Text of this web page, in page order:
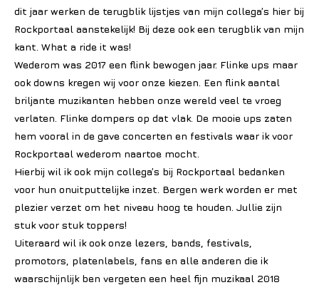
dit jaar werken de terugblik lijstjes van mijn collega’s hier bij
Rockportaal aanstekelijk! Bij deze ook een terugblik van mijn
kant. What a ride it was!
Wederom was 2017 een flink bewogen jaar. Flinke ups maar
ook downs kregen wij voor onze kiezen. Een flink aantal
briljante muzikanten hebben onze wereld veel te vroeg
verlaten. Flinke dompers op dat vlak. De mooie ups zaten
hem vooral in de gave concerten en festivals waar ik voor
Rockportaal wederom naartoe mocht.
Hierbij wil ik ook mijn collega’s bij Rockportaal bedanken
voor hun onuitputtelijke inzet. Bergen werk worden er met
plezier verzet om het niveau hoog te houden. Jullie zijn
stuk voor stuk toppers!
Uiteraard wil ik ook onze lezers, bands, festivals,
promotors, platenlabels, fans en alle anderen die ik
waarschijnlijk ben vergeten een heel fijn muzikaal 2018